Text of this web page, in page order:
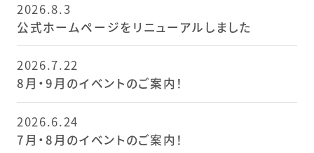
2026.8.3
公式ホームページをリニューアルしました
2026.7.22
8月・9月のイベントのご案内！
2026.6.24
7月・8月のイベントのご案内！